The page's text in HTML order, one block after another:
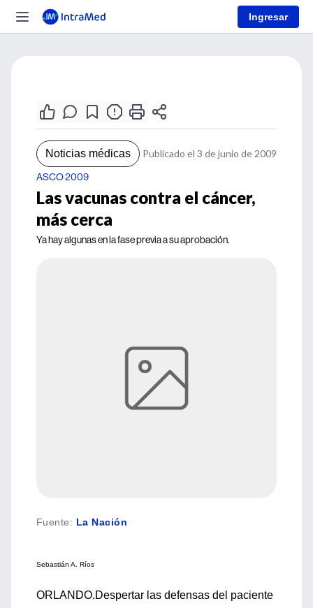
Ingresar
Noticias médicas Publicado el 3 de junio de 2009
ASCO 2009
Las vacunas contra el cáncer,
más cerca
Ya hay algunas en la fase previa a su aprobación.
Fuente: La Nación
Sebastián A. Ríos
ORLANDO.Despertar las defensas del paciente